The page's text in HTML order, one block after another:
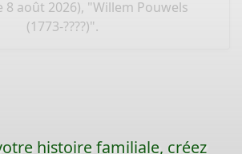
8 août 2026), "Willem Pouwels
(1773-????)".
histoire familiale, créez